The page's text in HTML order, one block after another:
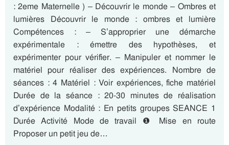
: 2eme Maternelle ) – Découvrir le monde – Ombres et
lumières Découvrir le monde : ombres et lumière
Compétences : – S’approprier une démarche
expérimentale : émettre des hypothèses, et
expérimenter pour vérifier. – Manipuler et nommer le
matériel pour réaliser des expériences. Nombre de
séances : 4 Matériel : Voir expériences, fiche matériel
Durée de la séance : 20-30 minutes de réalisation
d’expérience Modalité : En petits groupes SEANCE 1
Durée Activité Mode de travail ❶ Mise en route
Proposer un petit jeu de…